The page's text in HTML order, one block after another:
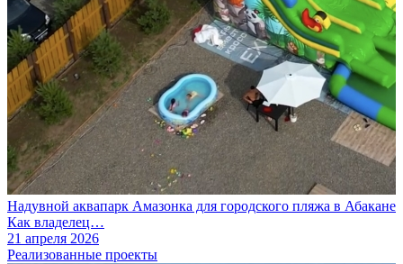
Надувной аквапарк Амазонка для городского пляжа в Абакане
Как владелец…
21 апреля 2026
Реализованные проекты